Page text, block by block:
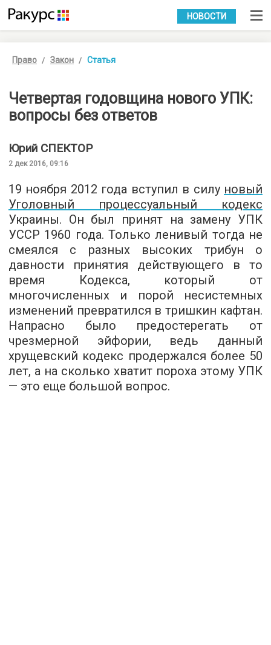
УКР РУС
НОВОСТИ
Право Закон Статья
Четвертая годовщина нового УПК:
вопросы без ответов
Юрий СПЕКТОР
2 дек 2016, 09:16
19 ноября 2012 года вступил в силу новый
Уголовный процессуальный кодекс
Украины. Он был принят на замену УПК
УССР 1960 года. Только ленивый тогда не
смеялся с разных высоких трибун о
давности принятия действующего в то
время Кодекса, который от
многочисленных и порой несистемных
изменений превратился в тришкин кафтан.
Напрасно было предостерегать от
чрезмерной эйфории, ведь данный
хрущевский кодекс продержался более 50
лет, а на сколько хватит пороха этому УПК
— это еще большой вопрос.